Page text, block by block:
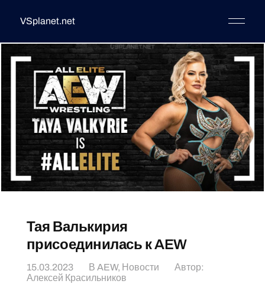
VSplanet.net
Тая Валькирия
присоединилась к AEW
15.03.2023 В AEW, Новости
Автор:
Алексей Красильников